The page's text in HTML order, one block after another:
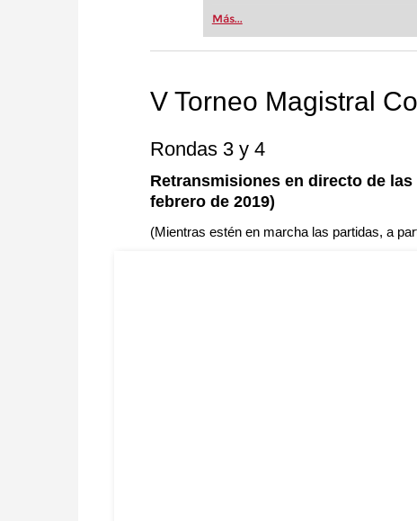
Más...
V Torneo Magistral
Rondas 3 y 4
Retransmisiones en directo de
febrero de 2019)
(Mientras estén en marcha las partidas, a